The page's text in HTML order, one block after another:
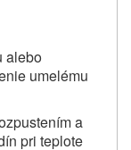
alebo
umelému
a
pri teplote